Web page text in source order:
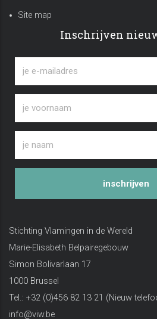
Site map
Inschrijven
inschrijven
Stichting Vlamingen in de Wereld
Marie-Elisabeth Belpairegebouw
Simon Bolivarlaan 17
1000 Brussel
Tel.: +32 (0)456 82 13 21 (Nieuw
info@viw.be